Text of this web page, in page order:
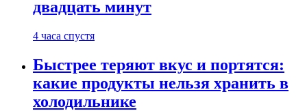
двадцать минут
4 часа спустя
Быстрее теряют вкус и портятся:
какие продукты нельзя хранить в
холодильнике